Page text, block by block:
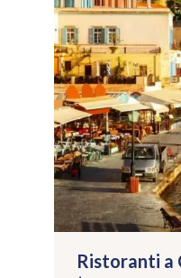
Ristoranti a